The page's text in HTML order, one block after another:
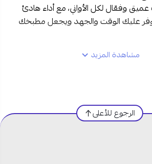
وفعّال لكل الأواني، مع أداء هادئ
عليك الوقت والجهد ويجعل مطبخك
DVN06421S
صحون
14 مكان
مشاهدة المزيد
الرجوع للأعلى